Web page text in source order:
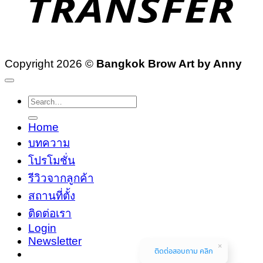
Copyright 2026 © Bangkok Brow Art by Anny
Search
Home
บทความ
โปรโมชั่น
รีวิวจากลูกค้า
สถานที่ตั้ง
ติดต่อเรา
Login
Newsletter
ติดต่อสอบถาม คลิก